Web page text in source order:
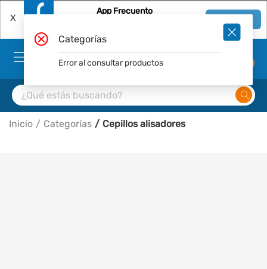
X
App Frecuento
Inicio Categorías Cepillos alisadores
Categorías
Error al consultar productos